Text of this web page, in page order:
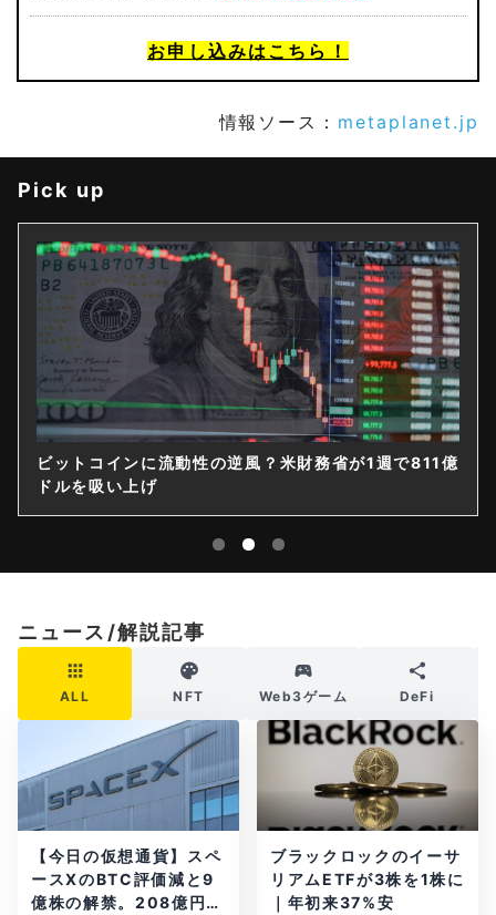
お申し込みはこちら！
情報ソース： metaplanet.jp
Pick up
財務省が1週で811億
ゲームストップ、保有4710BTCの
ニュース/解説記事
ALL NFT Web3ゲーム DeFi
【今日の仮想通貨】スペ
ースXのBTC評価減と9
億株の解禁。208億円相
ブラックロックのイーサ
リアムETFが3株を1株に
｜年初来37%安